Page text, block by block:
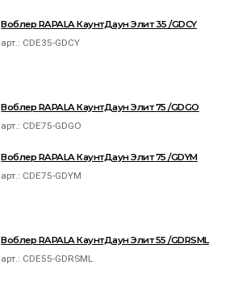
Воблер RAPALA КаунтДаун Элит 35 /GDCY
арт.: CDE35-GDCY
Воблер RAPALA КаунтДаун Элит 75 /GDGO
арт.: CDE75-GDGO
Воблер RAPALA КаунтДаун Элит 75 /GDYM
арт.: CDE75-GDYM
Воблер RAPALA КаунтДаун Элит 55 /GDRSML
арт.: CDE55-GDRSML